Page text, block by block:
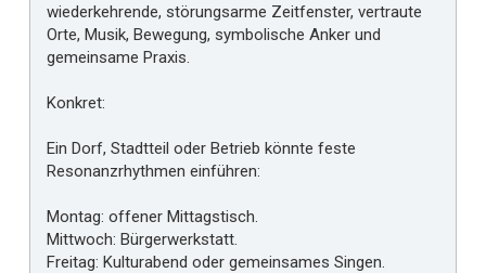
wiederkehrende, störungsarme Zeitfenster, vertraute
Orte, Musik, Bewegung, symbolische Anker und
gemeinsame Praxis.
Konkret:
Ein Dorf, Stadtteil oder Betrieb könnte feste
Resonanzrhythmen einführen:
Montag: offener Mittagstisch.
Mittwoch: Bürgerwerkstatt.
Freitag: Kulturabend oder gemeinsames Singen.